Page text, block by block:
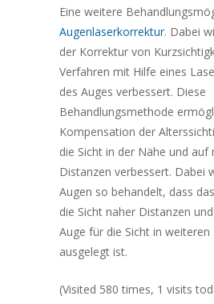
Eine weitere
Augenlaserkorrektur. Dabei
der Korrektur von
Verfahren mit Hilfe eines
des Auges verbessert. Diese
Behandlungsmethode
Kompensation der
die Sicht in der Nähe und auf
Distanzen verbessert. Dabei
Augen so behandelt, dass
die Sicht naher Distanzen
Auge für die Sicht in weiteren
ausgelegt ist.
(Visited 580 times, 1 visits